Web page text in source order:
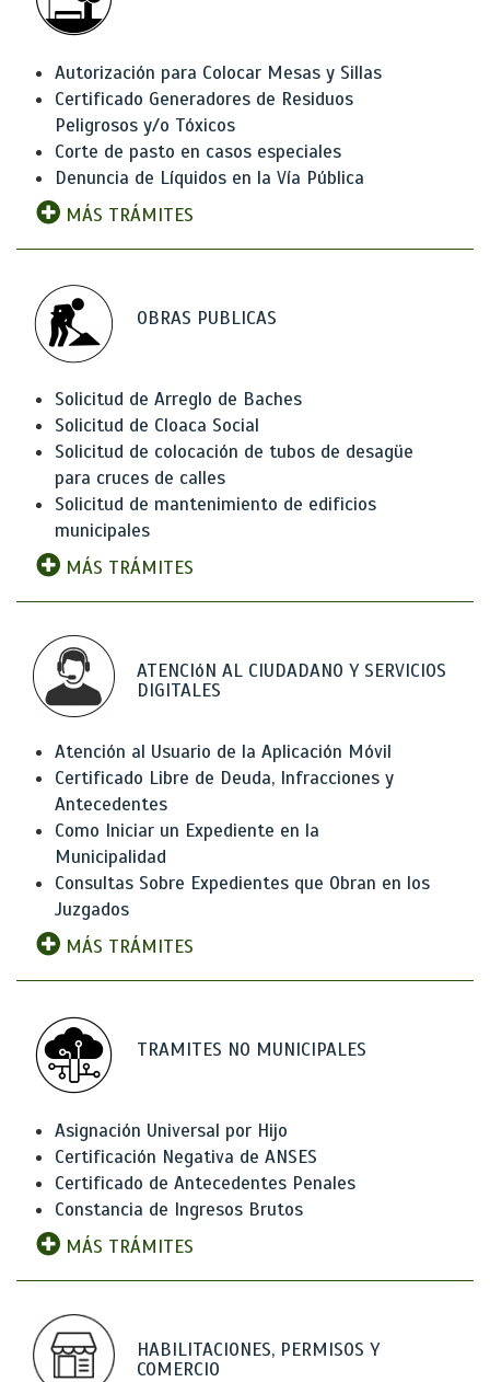
Autorización para Colocar Mesas y Sillas
Certificado Generadores de Residuos
Peligrosos y/o Tóxicos
Corte de pasto en casos especiales
Denuncia de Líquidos en la Vía Pública
MÁS TRÁMITES
OBRAS PUBLICAS
Solicitud de Arreglo de Baches
Solicitud de Cloaca Social
Solicitud de colocación de tubos de desagüe
para cruces de calles
Solicitud de mantenimiento de edificios
municipales
MÁS TRÁMITES
ATENCIóN AL CIUDADANO Y SERVICIOS
DIGITALES
Atención al Usuario de la Aplicación Móvil
Certificado Libre de Deuda, Infracciones y
Antecedentes
Como Iniciar un Expediente en la
Municipalidad
Consultas Sobre Expedientes que Obran en los
Juzgados
MÁS TRÁMITES
TRAMITES NO MUNICIPALES
Asignación Universal por Hijo
Certificación Negativa de ANSES
Certificado de Antecedentes Penales
Constancia de Ingresos Brutos
MÁS TRÁMITES
HABILITACIONES, PERMISOS Y
COMERCIO